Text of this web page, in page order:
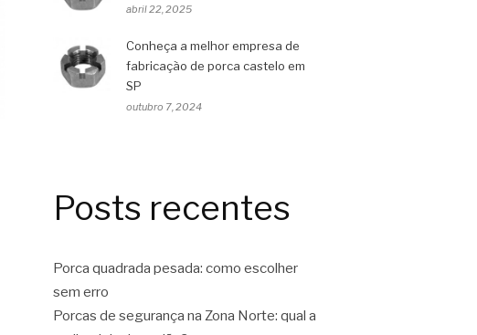
abril 22, 2025
Conheça a melhor empresa de
fabricação de porca castelo em
SP
outubro 7, 2024
Posts recentes
Porca quadrada pesada: como escolher
sem erro
Porcas de segurança na Zona Norte: qual a